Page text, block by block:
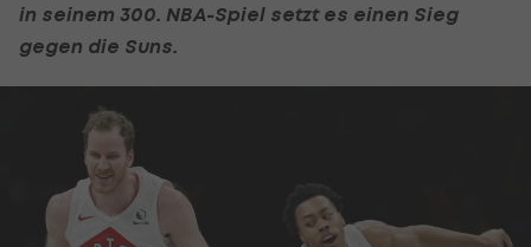
in seinem 300. NBA-Spiel setzt es einen Sieg
gegen die Suns.